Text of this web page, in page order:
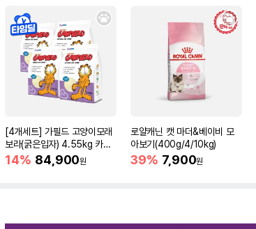
[4개세트] 가필드 고양이모래
보라(굵은입자) 4.55kg 카사
바모래
14% 84,900원
로얄캐닌 캣 마더&베이비 모
아보기(400g/4/10kg)
39% 7,900원